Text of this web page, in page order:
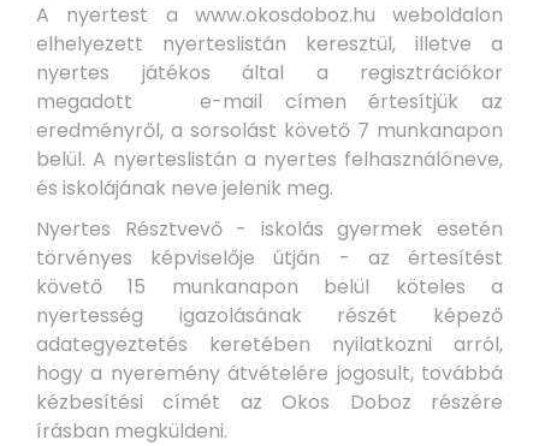
A nyertest a www.okosdoboz.hu weboldalon
elhelyezett nyerteslistán keresztül, illetve a
nyertes játékos által a regisztrációkor
megadott e-mail címen értesítjük az
eredményről, a sorsolást követő 7 munkanapon
belül. A nyerteslistán a nyertes felhasználóneve,
és iskolájának neve jelenik meg.
Nyertes Résztvevő - iskolás gyermek esetén
törvényes képviselője útján - az értesítést
követő 15 munkanapon belül köteles a
nyertesség igazolásának részét képező
adategyeztetés keretében nyilatkozni arról,
hogy a nyeremény átvételére jogosult, továbbá
kézbesítési címét az Okos Doboz részére
írásban megküldeni.